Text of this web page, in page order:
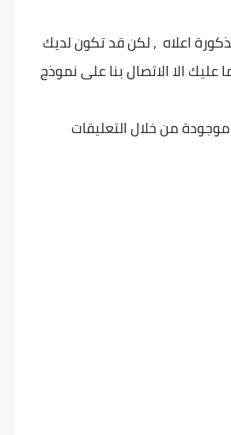
اعلاه , لكن قد تكون لديك
الا الاتصال بنا على نموذج
من خلال التعليقات